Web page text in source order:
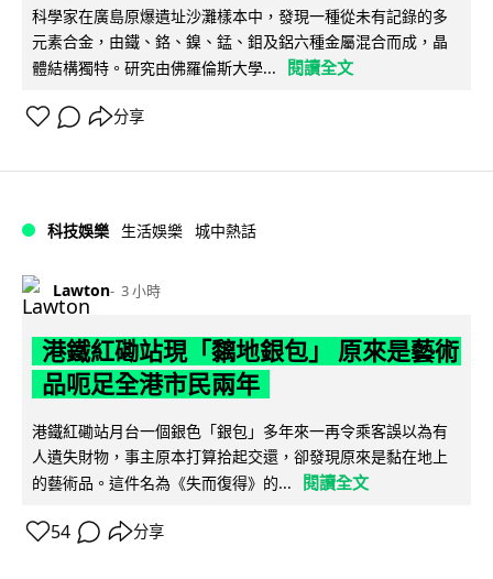
科學家在廣島原爆遺址沙灘樣本中，發現一種從未有記錄的多
元素合金，由鐵、鉻、鎳、錳、鉬及鋁六種金屬混合而成，晶
體結構獨特。研究由佛羅倫斯大學...
閱讀全文
分享
科技娛樂 生活娛樂 城中熱話
Lawton 3 小時
港鐵紅磡站現「黐地銀包」 原來是藝術
品呃足全港市民兩年
港鐵紅磡站月台一個銀色「銀包」多年來一再令乘客誤以為有
人遺失財物，事主原本打算拾起交還，卻發現原來是黏在地上
的藝術品。這件名為《失而復得》的...
閱讀全文
54 分享